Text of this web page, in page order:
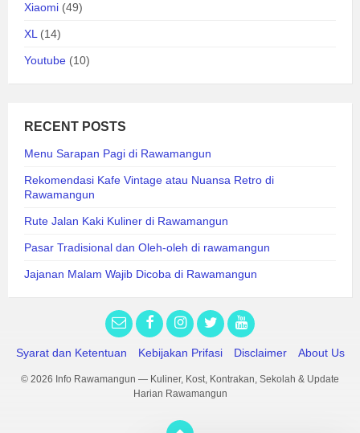
Xiaomi (49)
XL(14)
Youtube (10)
RECENT POSTS
Menu Sarapan Pagi di Rawamangun
Rekomendasi Kafe Vintage atau Nuansa Retro di
Rawamangun
Rute Jalan Kaki Kuliner di Rawamangun
Pasar Tradisional dan Oleh-oleh di rawamangun
Jajanan Malam Wajib Dicoba di Rawamangun
Syarat dan Ketentuan Kebijakan Prifasi Disclaimer About Us
© 2026 Info Rawamangun — Kuliner, Kost, Kontrakan, Sekolah & Update
Harian Rawamangun